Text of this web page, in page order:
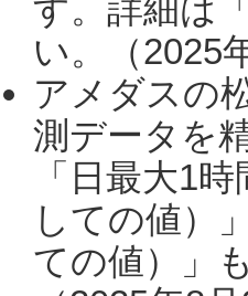
す。詳細は「
い。（2025
アメダスの
測データを
「日最大1
しての値）
ての値）」